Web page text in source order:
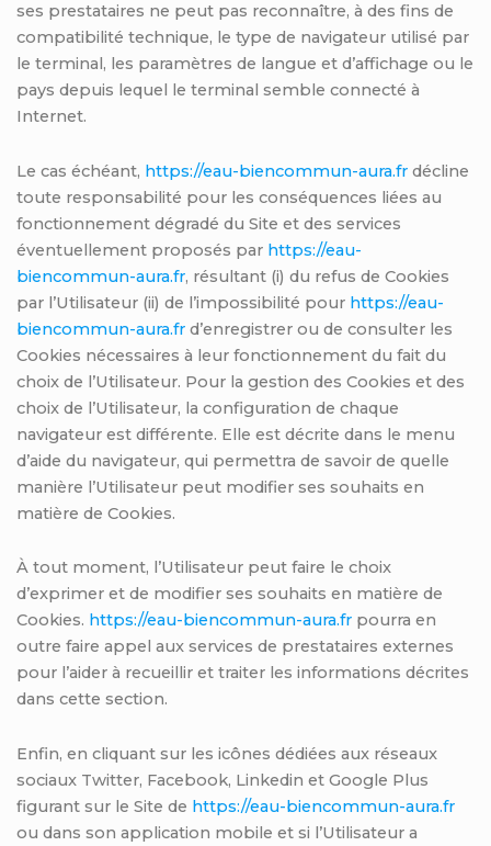
ses prestataires ne peut pas reconnaître, à des fins de
compatibilité technique, le type de navigateur utilisé par
le terminal, les paramètres de langue et d’affichage ou le
pays depuis lequel le terminal semble connecté à
Internet.
Le cas échéant, https://eau-biencommun-aura.fr décline
toute responsabilité pour les conséquences liées au
fonctionnement dégradé du Site et des services
éventuellement proposés par https://eau-
biencommun-aura.fr, résultant (i) du refus de Cookies
par l’Utilisateur (ii) de l’impossibilité pour https://eau-
biencommun-aura.fr d’enregistrer ou de consulter les
Cookies nécessaires à leur fonctionnement du fait du
choix de l’Utilisateur. Pour la gestion des Cookies et des
choix de l’Utilisateur, la configuration de chaque
navigateur est différente. Elle est décrite dans le menu
d’aide du navigateur, qui permettra de savoir de quelle
manière l’Utilisateur peut modifier ses souhaits en
matière de Cookies.
À tout moment, l’Utilisateur peut faire le choix
d’exprimer et de modifier ses souhaits en matière de
Cookies. https://eau-biencommun-aura.fr pourra en
outre faire appel aux services de prestataires externes
pour l’aider à recueillir et traiter les informations décrites
dans cette section.
Enfin, en cliquant sur les icônes dédiées aux réseaux
sociaux Twitter, Facebook, Linkedin et Google Plus
figurant sur le Site de https://eau-biencommun-aura.fr
ou dans son application mobile et si l’Utilisateur a